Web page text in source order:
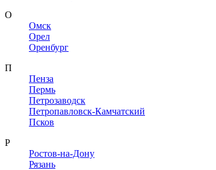
О
Омск
Орел
Оренбург
П
Пенза
Пермь
Петрозаводск
Петропавловск-Камчатский
Псков
Р
Ростов-на-Дону
Рязань